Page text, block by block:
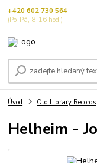
+420 602 730 564
(Po-Pá, 8-16 hod.)
Úvod Old Library Records
Helheim -